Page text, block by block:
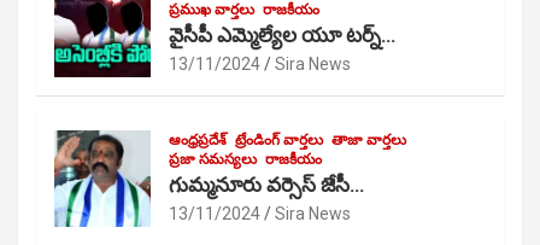
ప్రముఖ వార్తలు రాజకీయం
వైసీపీ ఎమ్మెల్యేల యూ టర్న్…
13/11/2024 Sira News
ఆంధ్రప్రదేశ్ ట్రేండింగ్ వార్తలు తాజా వార్తలు
ప్రజా సమస్యలు రాజకీయం
గుమ్మనూరు వర్సెస్ జేసీ…
13/11/2024 Sira News